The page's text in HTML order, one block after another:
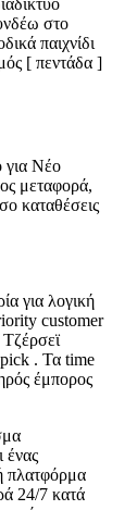
στο
παιχνίδι
[ πεντάδα ]
για Νέο
μεταφορά,
καταθέσεις
για λογική
customer
pick . Τα time
έμπορος
ένας
πλατφόρμα
24/7 κατά